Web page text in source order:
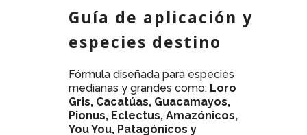
Guía de aplicación y
especies destino
Fórmula diseñada para especies
medianas y grandes como: Loro
Gris, Cacatúas, Guacamayos,
Pionus, Eclectus, Amazónicos,
You You, Patagónicos y